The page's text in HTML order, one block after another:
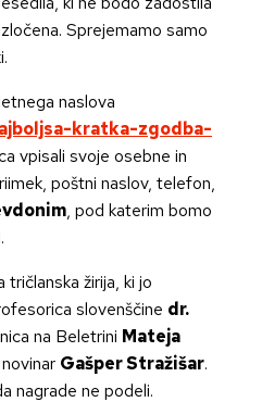
Sprejemamo samo
naslova
kratka-zgodba-
vpisali svoje osebne in
poštni naslov, telefon,
, pod katerim bomo
žirija, ki jo
slovenščine dr.
na Beletrini Mateja
Gašper Stražišar.
nagrade ne podeli.